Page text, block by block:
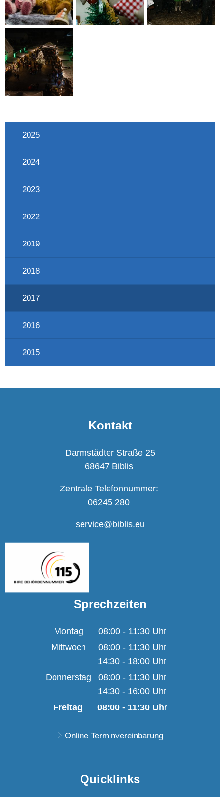
2025
2024
2023
2022
2019
2018
2017
2016
2015
Kontakt
Darmstädter Straße 25
68647 Biblis
Zentrale Telefonnummer:
06245 280
service@biblis.eu
Sprechzeiten
Montag 08:00- 11:30Uhr
Von 08:00 bis 11:30
Mittwoch 08:00- 11:30Uhr
Von 08:00 bis 11:30
14:30 - 18:00 Uhr
Von 14:30 bis 18:00
Donnerstag 08:00- 11:30Uhr
Von 08:00 bis 11:30
14:30 - 16:00 Uhr
Von 14:30 bis 16:00
Freitag 08:00- 11:30Uhr
Online Terminvereinbarung
Quicklinks